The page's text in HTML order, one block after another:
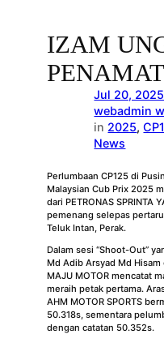
IZAM
Jul 20, 2025
webadmin
in 2025,
News
Perlumbaan CP125 di
Malaysian Cub Prix 2025
dari PETRONAS SPRINTA
pemenang selepas
Teluk Intan, Perak.
Dalam sesi “Shoot-Out”
Md Adib Arsyad Md Hisam
MAJU MOTOR mencatat
meraih petak pertama.
AHM MOTOR SPORTS
50.318s, sementara
dengan catatan 50.352s.